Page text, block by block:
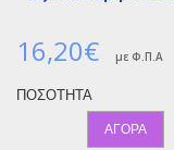
16,20€ με Φ.Π.Α
ΠΟΣΌΤΗΤΑ
ΑΓΟΡΆ